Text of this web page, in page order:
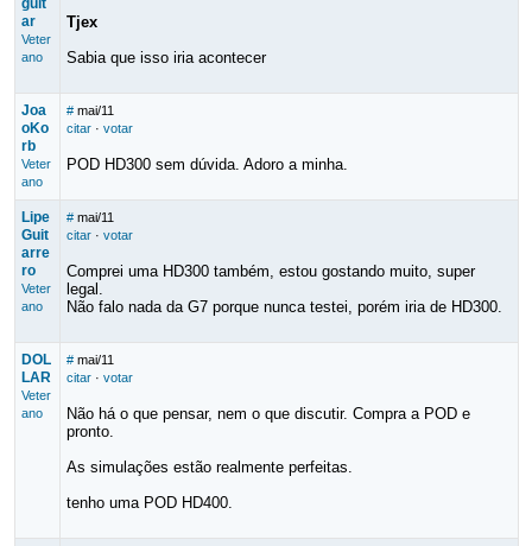
guit
ar
Veter
ano
Tjex
Sabia que isso iria acontecer
Joa
oKo
rb
Veter
ano
# mai/11
citar· votar
POD HD300 sem dúvida. Adoro a minha.
Lipe
Guit
arre
ro
Veter
ano
# mai/11
citar· votar
Comprei uma HD300 também, estou gostando muito, super
legal.
Não falo nada da G7 porque nunca testei, porém iria de HD300.
DOL
LAR
Veter
ano
# mai/11
citar· votar
Não há o que pensar, nem o que discutir. Compra a POD e
pronto.
As simulações estão realmente perfeitas.
tenho uma POD HD400.